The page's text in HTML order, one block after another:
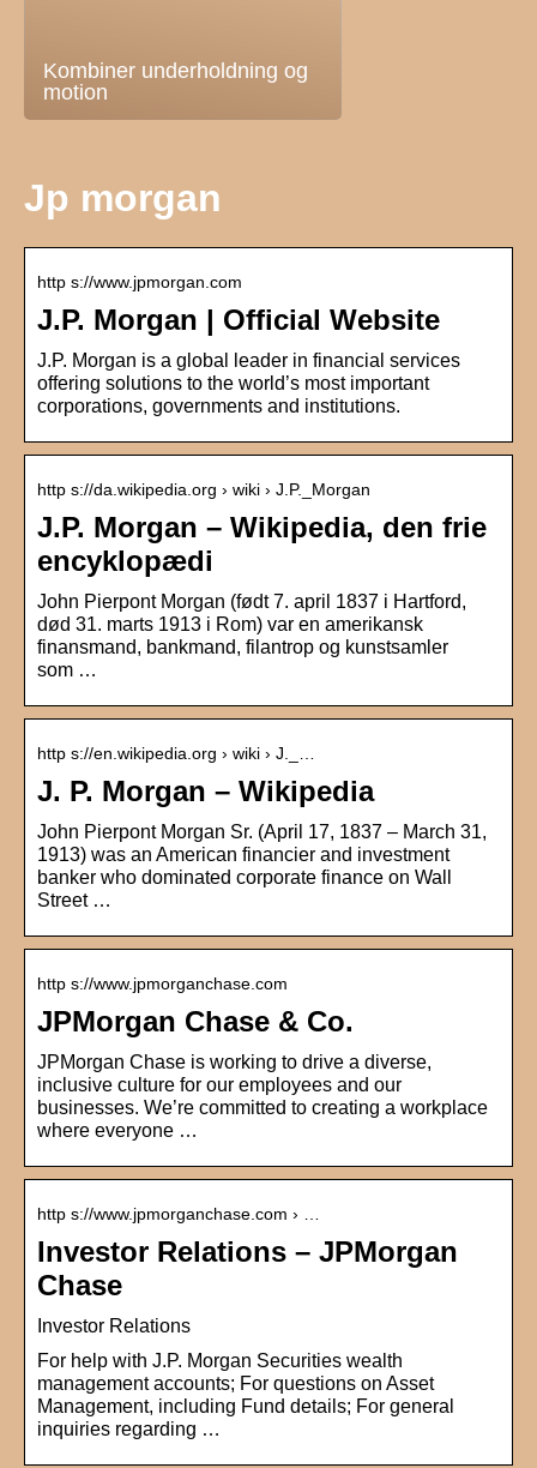
Kombiner underholdning og
motion
Jp morgan
http s://www.jpmorgan.com
J.P. Morgan | Official Website
J.P. Morgan is a global leader in financial services
offering solutions to the world’s most important
corporations, governments and institutions.
http s://da.wikipedia.org › wiki › J.P._Morgan
J.P. Morgan – Wikipedia, den frie
encyklopædi
John Pierpont Morgan (født 7. april 1837 i Hartford,
død 31. marts 1913 i Rom) var en amerikansk
finansmand, bankmand, filantrop og kunstsamler
som …
http s://en.wikipedia.org › wiki › J._…
J. P. Morgan – Wikipedia
John Pierpont Morgan Sr. (April 17, 1837 – March 31,
1913) was an American financier and investment
banker who dominated corporate finance on Wall
Street …
http s://www.jpmorganchase.com
JPMorgan Chase & Co.
JPMorgan Chase is working to drive a diverse,
inclusive culture for our employees and our
businesses. We’re committed to creating a workplace
where everyone …
http s://www.jpmorganchase.com › …
Investor Relations – JPMorgan
Chase
Investor Relations
For help with J.P. Morgan Securities wealth
management accounts; For questions on Asset
Management, including Fund details; For general
inquiries regarding …